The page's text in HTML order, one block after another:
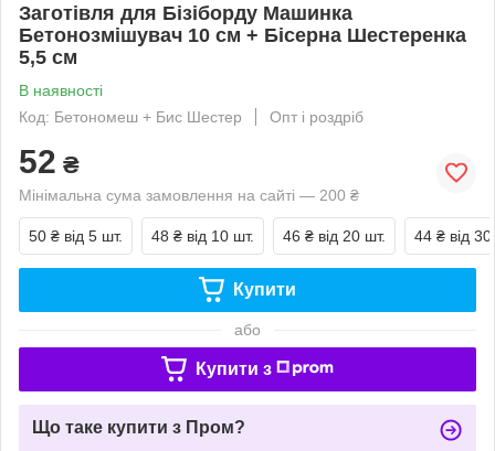
Заготівля для Бізіборду Машинка
Бетонозмішувач 10 см + Бісерна Шестеренка
5,5 см
В наявності
Код: Бетономеш + Бис Шестер
Опт і роздріб
52 ₴
Мінімальна сума замовлення на сайті — 200 ₴
50 ₴ від 5 шт. 48 ₴ від 10 шт. 46 ₴ від 20 шт. 44 ₴ від
Купити
або
Купити з
Що таке купити з Пром?